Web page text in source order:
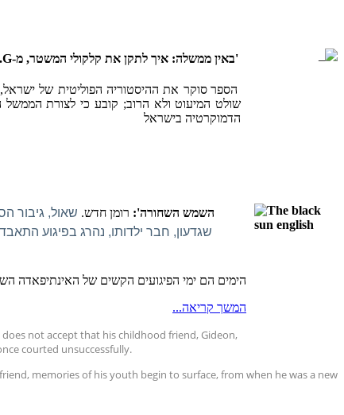
'באין ממשלה: איך לתקן את קלקולי המשטר, מ-B.G ל- B.B
הספר סוקר את ההיסטוריה הפוליטית של
שולט המיעוט ולא הרוב; קובע כי לצורת
הדמוקרטיה בישראל
'השמש השחורה': רומן חדש. שאול, גיבור
שגדעון, חבר ילדותו, נהרג בפיגוע
הימים הם ימי הפיגועים הקשים של האינתיפאדה
המשך קריאה...
not accept that his childhood friend, Gideon,
courted unsuccessfully.
memories of his youth begin to surface, from when he was a new